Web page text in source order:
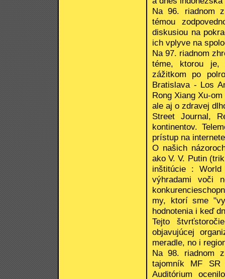
Na 96. riadnom
témou
diskusiou na
ich vplyve na
Na 97. riadnom
téme, ktorou je,
zážitkom po
Bratislava - Los
Rong Xiang Xu-
ale aj o zdravej
Street Journal,
kontinentov.
prístup na
O našich
ako V. V. Putin
inštitúcie :
výhradami voči
my, ktorí sme
hodnotenia i keď
Tejto
objavujúcej
meradle, no i
Na 98. riadnom
tajomník MF
Auditórium